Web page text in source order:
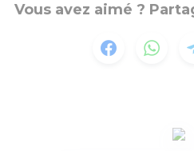
Vous avez aimé ?